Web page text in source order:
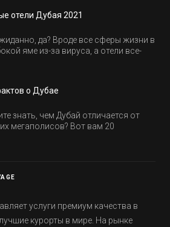
отели Дубая 2021
да? Вроде все сферы жизни в
яме из-за вируса, а отели все-
на первые заезды дают промо-
о Дубае
знать, чем Дубай отличается от
мегаполисов? Вот вам 20
услуги премиум качества в
курорты в мире. На рынке